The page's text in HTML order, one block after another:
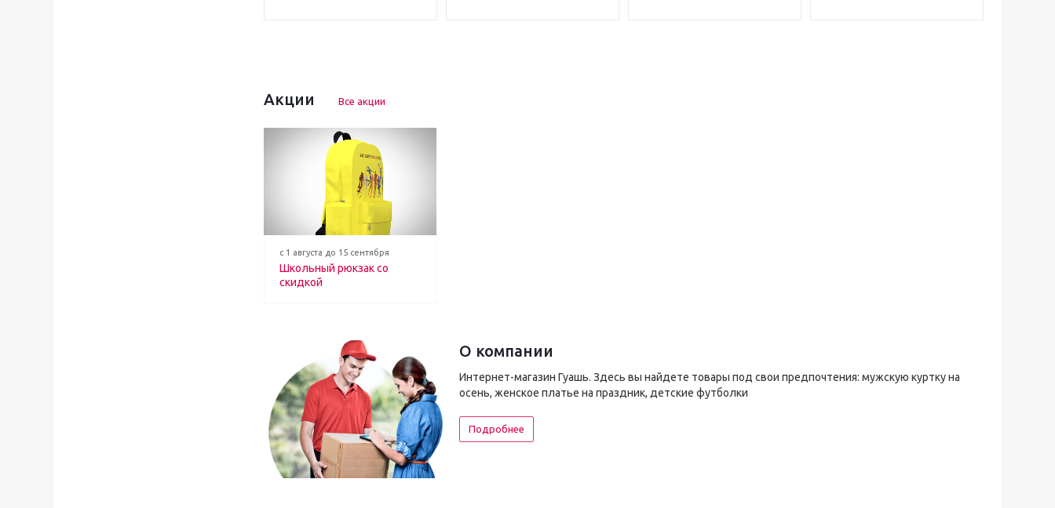
Акции Все акции
с 1 августа до 15 сентября
Школьный рюкзак со
скидкой
О компании
Интернет-магазин Гуашь. Здесь вы найдете товары под свои предпочтения: мужскую куртку на
осень, женское платье на праздник, детские футболки
Подробнее